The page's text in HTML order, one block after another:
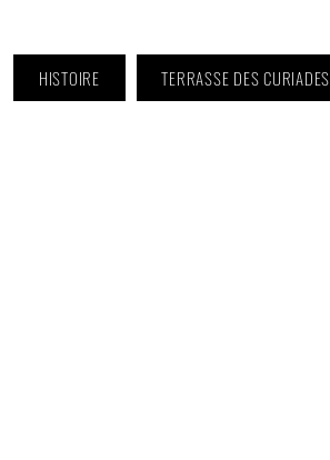
HISTOIRE TERRASSE DES CURIADES